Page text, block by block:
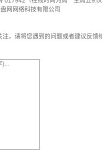
网网络科技有限公司
，请将您遇到的问题或者建议反馈